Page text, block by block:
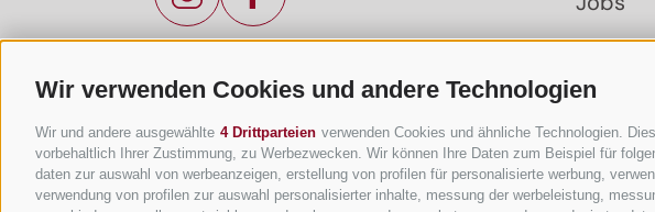
Wir verwenden Cookies und andere Technologien
Wir und andere ausgewählte 4 Drittparteien verwenden Cookies und ähnliche Technologien.
vorbehaltlich Ihrer Zustimmung, zu Werbezwecken. Wir können Ihre Daten zum Beispiel für
daten zur auswahl von werbeanzeigen, erstellung von profilen für personalisierte werbung,
verwendung von profilen zur auswahl personalisierter inhalte, messung der werbeleistung,